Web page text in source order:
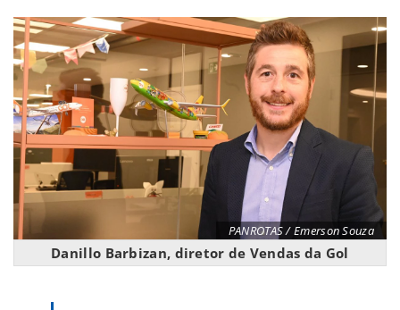
PANROTAS / Emerson Souza
Danillo Barbizan, diretor de Vendas da Gol